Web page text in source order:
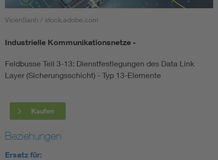
Smart Cities
DKE Fachinformationen im Kontext der Normung
Blitzschutz: DIN EN 62305 in der Übersicht
DIN VDE 0100 für sichere Elektroinstallationen
VicenSanh / stock.adobe.com
Industrielle Kommunikationsnetze -
Feldbusse Teil 3-13: Dienstfestlegungen des Data Link
Layer (Sicherungsschicht) - Typ 13-Elemente
Kaufen
Beziehungen
Ersatz für: